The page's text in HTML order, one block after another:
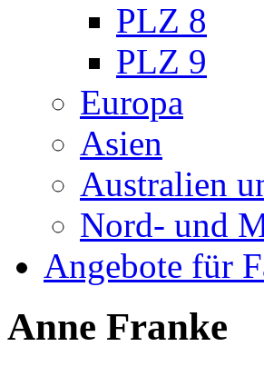
PLZ 8
PLZ 9
Europa
Asien
Australien
Nord- und
Angebote für
Anne Franke